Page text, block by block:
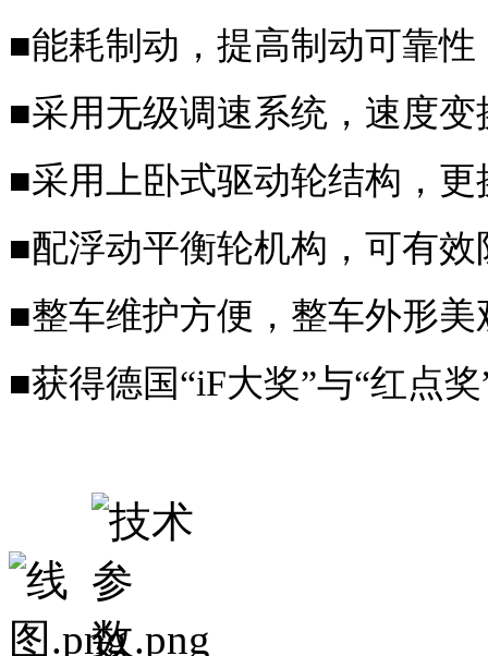
■能耗制动，提高制动可靠
■采用无级调速系统，速度变
■采用上卧式驱动轮结构，
■配浮动平衡轮机构，可有
■整车维护方便，整车外形
■获得德国“iF大奖”与“红点奖